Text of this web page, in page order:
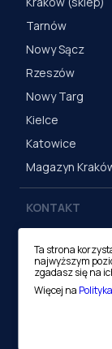
Tarnów
Nowy Sącz
Rzeszów
Nowy Targ
Kielce
Katowice
Magazyn
KONTAKT
ul. M.
870 Kraków
tel.:12 413 20
Ta strona
najwyższym
zgadasz się na
Więcej na